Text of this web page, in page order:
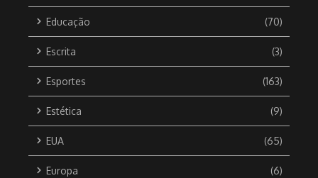
Educação (70)
Escrita (3)
Esportes (163)
Estética (9)
EUA (65)
Europa (6)